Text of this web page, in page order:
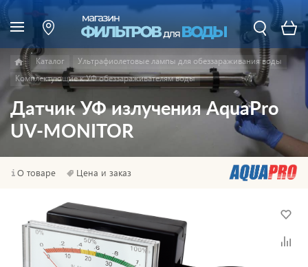
Каталог
Ультрафиолетовые лампы для обеззараживания воды
Комплектующие к УФ обеззараживателям воды
Датчик УФ излучения AquaPro
UV-MONITOR
О товаре Цена и заказ